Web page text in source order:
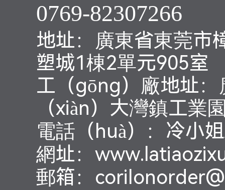
0769-82307266
地址：廣東省東莞市
塑城1棟2單元905室
工（gōng）廠地址
（xiàn）大灣鎮工業
電話（huà）：冷小
網址：
郵箱：